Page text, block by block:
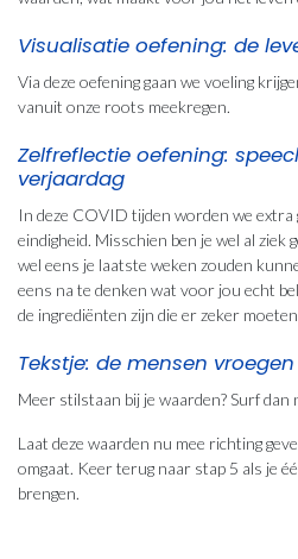
Visualisatie oefening: de
Via deze oefening gaan we voeling
vanuit onze roots meekregen.
Zelfreflectie oefening:
verjaardag
In deze COVID tijden worden we
eindigheid. Misschien ben je wel al ziek
wel eens je laatste weken zouden
eens na te denken wat voor jou echt
de ingrediënten zijn die er zeker
Tekstje: de mensen
Meer stilstaan bij je waarden? Surf dan
Laat deze waarden nu mee richting
omgaat. Keer terug naar stap 5 als je
brengen.